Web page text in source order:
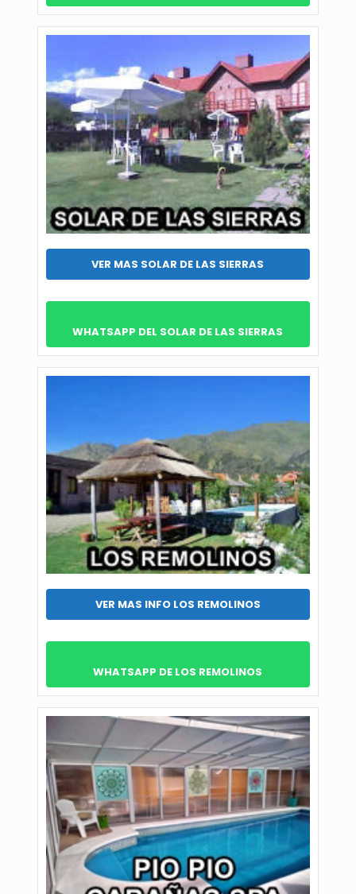
VER MAS SOLAR DE LAS SIERRAS
WHATSAPP DEL SOLAR DE LAS SIERRAS
VER MAS INFO LOS REMOLINOS
WHATSAPP DE LOS REMOLINOS